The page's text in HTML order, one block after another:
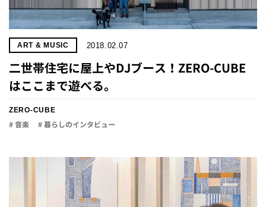
ART & MUSIC 2018.02.07
二世帯住宅に屋上やDJブース！ZERO-CUBE
はここまで遊べる。
ZERO-CUBE
# 音楽 # 暮らしのインタビュー